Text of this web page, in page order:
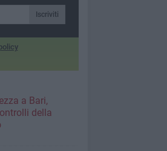
Iscriviti
a Bari,
della